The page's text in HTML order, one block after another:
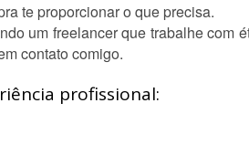
te proporcionar o que precisa.
um freelancer que trabalhe com
contato comigo.
profissional: